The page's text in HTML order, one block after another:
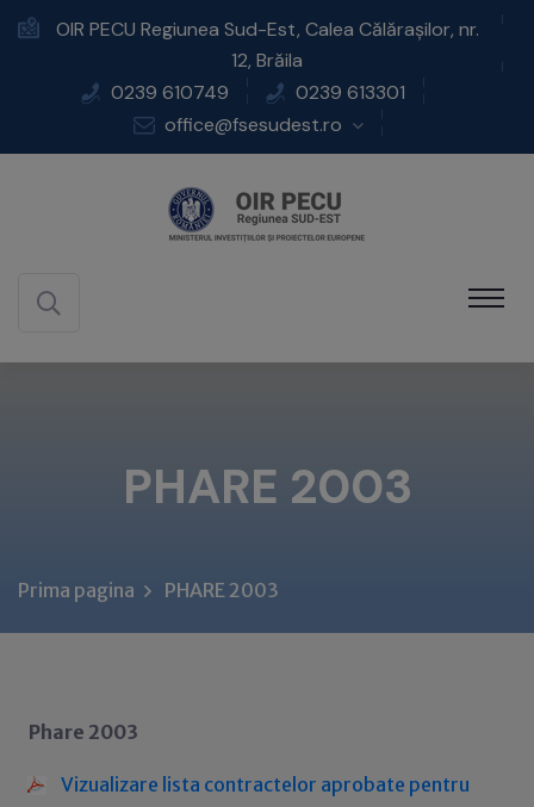
OIR PECU Regiunea Sud-Est, Calea Călărașilor, nr.
12, Brăila
0239 610749
0239 613301
office@fsesudest.ro
PHARE 2003
Prima pagina PHARE 2003
Phare 2003
Vizualizare lista contractelor aprobate pentru